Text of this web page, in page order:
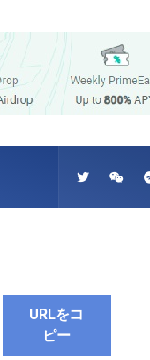
URLをコ
ピー